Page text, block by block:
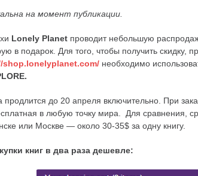
на момент публикации.
Lonely Planet проводит небольшую
в подарок. Для того, чтобы получить скидку,
shop.lonelyplanet.com/ необходимо
продлится до 20 апреля включительно. При
в любую точку мира. Для сравнения,
или Москве — около 30-35$ за одну книгу.
книг в два раза дешевле: